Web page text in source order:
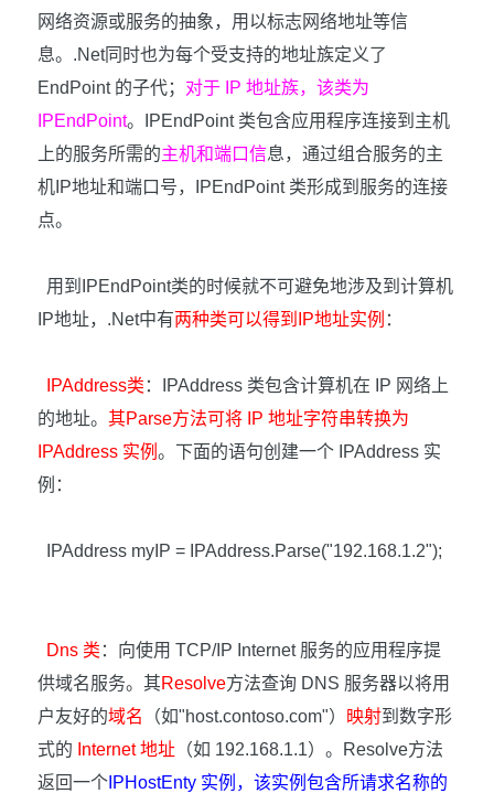
网络资源或服务的抽象，用以标志网络地址等信
息。 .Net同时也为每个受支持的地址族定义了
EndPoint 的子代； 对于 IP 地址族，该类为
IPEndPoint。 IPEndPoint 类包含应用程序连接到主机
上的服务所需的主机和端口信息，通过组合服务的主
机 IP地址和端口号， IPEndPoint 类形成到服务的连接
点。
用到 IPEndPoint类的时候就不可避免地涉及到计算机
IP地址， .Net中有两种类可以得到 IP地址实例 ：
IPAddress类 ： IPAddress 类包含计算机在 IP 网络上
的地址。 其Parse方法可将 IP 地址字符串转换为
IPAddress 实例 。下面的语句创建一个 IPAddress 实
例：
IPAddress myIP = IPAddress.Parse("192.168.1.2");
Dns 类 ：向使用 TCP/IP Internet 服务的应用程序提
供域名服务。其Resolve方法查询 DNS 服务器以将用
户友好的域名 （如"host.contoso.com"） 映射到数字形
式的 Internet地址 （如 192.168.1.1）。 Resolve方法
返回一个 IPHostEnty 实例，该实例包含所请求名称的